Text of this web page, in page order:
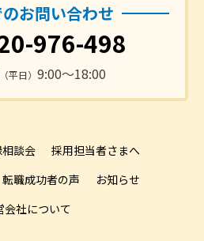
お問い合わせ
976-498
（平日） 9:00〜18:00
談会
採用担当者さまへ
転職成功者の声
お知らせ
会社について